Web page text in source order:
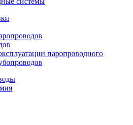
паропроводного